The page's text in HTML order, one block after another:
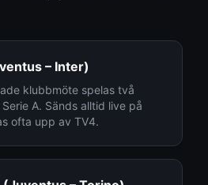
– Inter)
klubbmöte spelas två
A. Sänds alltid live på
ofta upp av TV4.